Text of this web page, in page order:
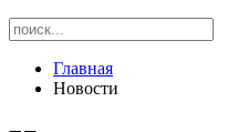
Главная
Новости